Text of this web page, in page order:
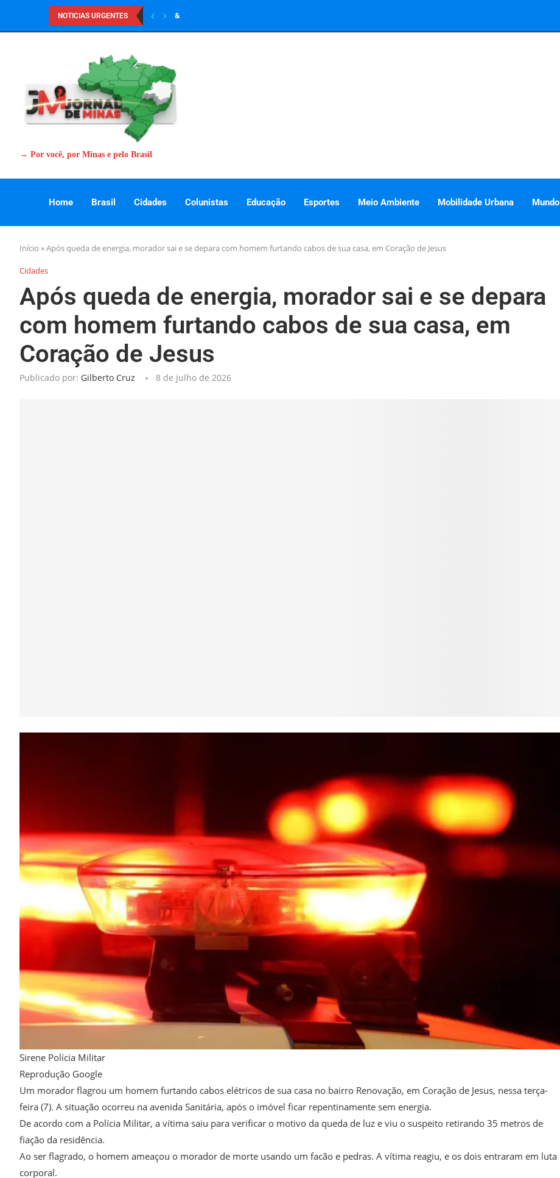
NOTICIAS URGENTES &
→ Por você, por Minas e pelo Brasil
Home Brasil Cidades Colunistas Educação Esportes Meio Ambiente Mobilidade Urbana Mundo
Início »Após queda de energia, morador sai e se depara com homem furtando cabos de sua casa, em Coração de Jesus
Cidades
Após queda de energia, morador sai e se depara
com homem furtando cabos de sua casa, em
Coração de Jesus
Publicado por: Gilberto Cruz 8 de julho de 2026
Sirene Polícia Militar
Reprodução Google
Um morador flagrou um homem furtando cabos elétricos de sua casa no bairro Renovação, em Coração de Jesus, nessa terça-
feira (7). A situação ocorreu na avenida Sanitária, após o imóvel ficar repentinamente sem energia.
De acordo com a Polícia Militar, a vítima saiu para verificar o motivo da queda de luz e viu o suspeito retirando 35 metros de
fiação da residência.
Ao ser flagrado, o homem ameaçou o morador de morte usando um facão e pedras. A vítima reagiu, e os dois entraram em luta
corporal.